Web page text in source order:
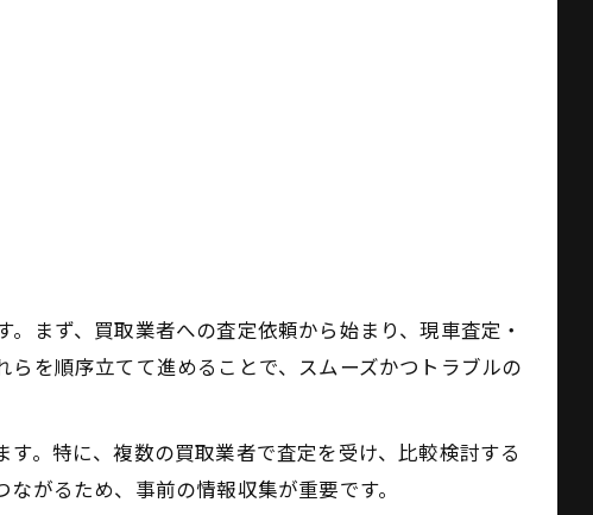
まず、買取業者への査定依頼から始まり、現車査定・
を順序立てて進めることで、スムーズかつトラブルの
。特に、複数の買取業者で査定を受け、比較検討する
がるため、事前の情報収集が重要です。